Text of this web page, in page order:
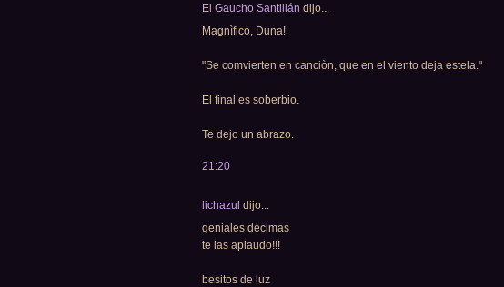
El Gaucho Santillán dijo...
Magnìfico, Duna!
"Se comvierten en canciòn, que en el viento deja estela."
El final es soberbio.
Te dejo un abrazo.
21:20
lichazul dijo...
geniales décimas
te las aplaudo!!!
besitos de luz